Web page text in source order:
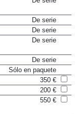
De serie
De serie
De serie
Sólo en paquete
350 €
200 €